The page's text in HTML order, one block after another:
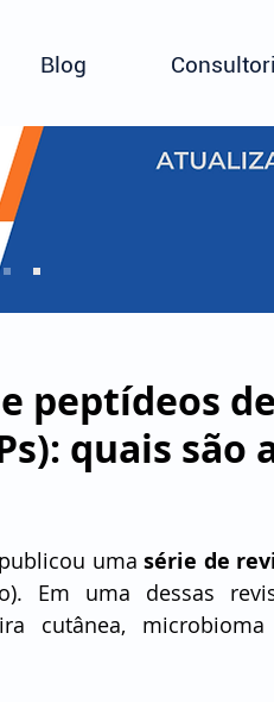
Blog
peptídeos de
quais são
uma série de
Em uma dessas